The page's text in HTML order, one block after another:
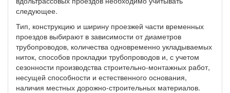
следующее.
Тип, конструкцию и ширину проезжей части временных
проездов выбирают в зависимости от диаметров
трубопроводов, количества одновременно укладываемых
ниток, способов прокладки трубопроводов и, с учетом
сезонности производства строительно-монтажных работ,
несущей способности и естественного основания,
наличия местных дорожно-строительных материалов.